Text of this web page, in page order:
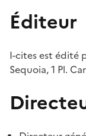
Éditeur
I-cites est édité
Sequoia, 1 Pl.